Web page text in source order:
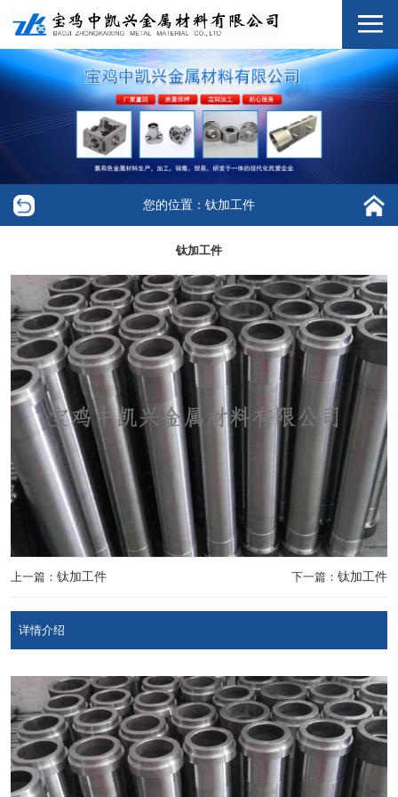
您的位置：钛加工件
钛加工件
上一篇： 钛加工件 下一篇：钛加工件
详情介绍